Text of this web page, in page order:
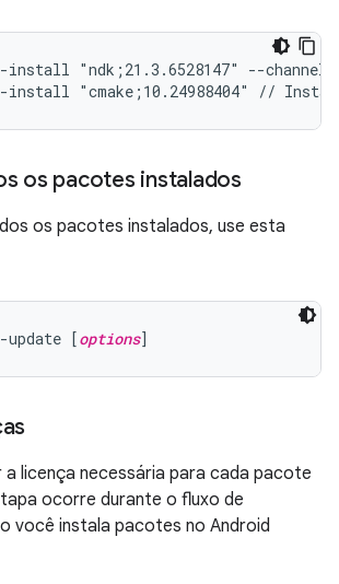
--install "ndk;21.3.6528147" --
--install "cmake;10.24988404" //
os pacotes instalados
os pacotes instalados, use esta
update [options
licença necessária para cada pacote
ocorre durante o fluxo de
você instala pacotes no Android